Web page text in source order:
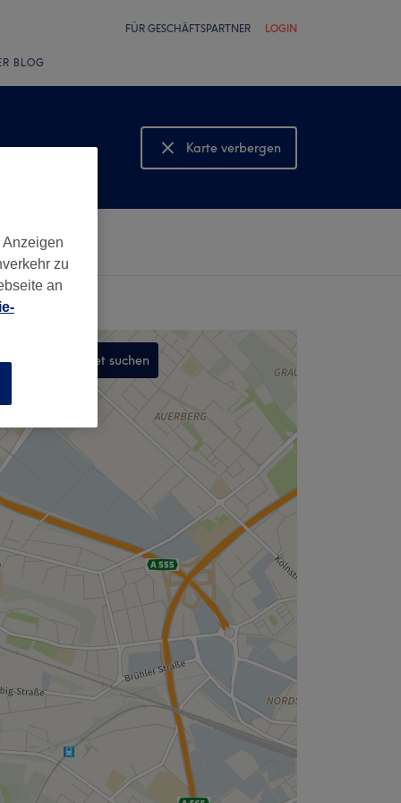
FÜR GESCHÄFTSPARTNER LOGIN
BLOG
Karte verbergen
Karte anzeigen
In diesem Gebiet suchen
zu
an